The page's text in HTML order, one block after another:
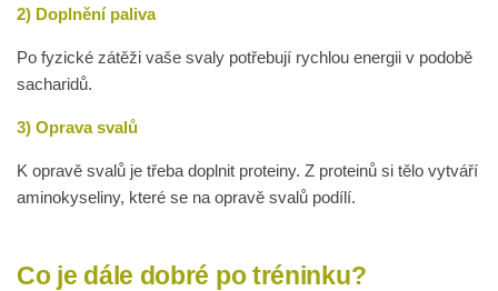
2) Doplnění paliva
Po fyzické zátěži vaše svaly potřebují rychlou energii v podobě
sacharidů.
3) Oprava svalů
K opravě svalů je třeba doplnit proteiny. Z proteinů si tělo vytváří
aminokyseliny, které se na opravě svalů podílí.
Co je dále dobré po tréninku?